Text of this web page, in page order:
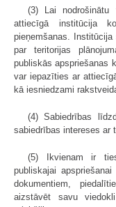
(3) Lai nodrošinātu
attiecīgā institūcija
pieņemšanas.
par teritorijas
publiskās apspriešanas
var iepazīties ar
kā iesniedzami
(4) Sabiedrības
sabiedrības intereses ar
(5) Ikvienam ir
publiskajai
dokumentiem,
aizstāvēt savu